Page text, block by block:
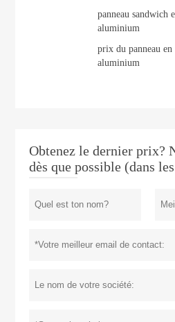
panneau sandwich
aluminium
prix du panneau
aluminium
Obtenez le dernier prix?
dès que possible (dans